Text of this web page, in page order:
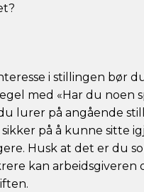
i stillingen bør
med «Har du noen
lurer på angående
på å kunne sitte
Husk at det er du
kan arbeidsgiveren